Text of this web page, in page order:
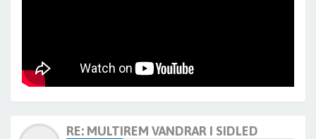
RE: MULTIREM VANDRAR I SIDLED